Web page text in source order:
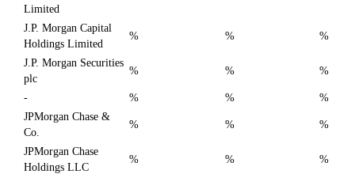
Limited
J.P. Morgan Capital
Holdings Limited
% % %
J.P. Morgan Securities
plc
% % %
- % %
%
JPMorgan Chase &
Co.
% % %
JPMorgan Chase
Holdings LLC
% % %